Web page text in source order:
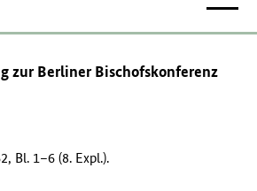
zur Berliner Bischofskonferenz
Bl. 1–6 (8. Expl.).